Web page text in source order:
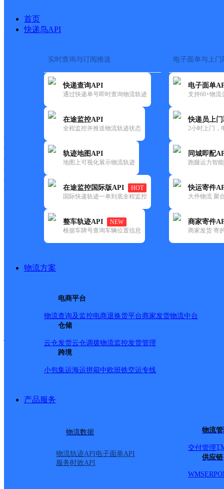
首页
快递鸟API
实时查询与订阅推送
快递查询API
通过快递单号即时查询物流轨迹
在途监控API
全程监控并推送物流轨迹状态
轨迹地图API
地图上可视化展示物流轨迹
在途监控国际版API
HOT
国际快递轨迹一单到底全程监控
整车轨迹API
NEW
根据车牌号查询车辆位置信息
电子面单与上门
电子面单
支持60+物流
快递员上
2小时上门，
同城即配
跑腿运力智
快运寄件
大件物流 聚
商家寄件
商家发货 寄
物流方案
电商平台
物流查询及监控电商退换货平台商家发货物流中台
仓储
云仓发货云仓调拨物流监控发货管理
跨境
小包集运海运拼箱中欧班铁空运专线
产品服务
物流数据
物流轨迹API电子面单API
服务时效API
物流
交付管理
供应链
WMSERP
快递大全 > 快递网点
快递大全 快运大全
城市：合肥市 ✕ 快递：申通快递 ✕
清空已选
政国内(149) 圆通速递(58)
申通快递,合肥市,快递网
安徽肥东公司
申通快递 更多号码
辉厂房内第8号厂房
派送范围:肥东县城、店
镇、长临河镇、西山驿
八斗镇、陈集镇、张集